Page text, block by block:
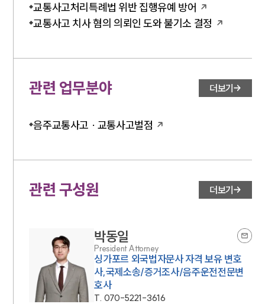
교통사고처리특례법 위반 집행유예 방어
교통사고 치사 혐의 의뢰인 도와 불기소 결정
관련 업무분야 더보기
음주교통사고 · 교통사고벌점
관련 구성원 더보기
박동일
President Attorney
싱가포르 외국법자문사 자격 보유 변호
사,국제소송/증거조사/음주운전전문변
호사
T. 070-5221-3616